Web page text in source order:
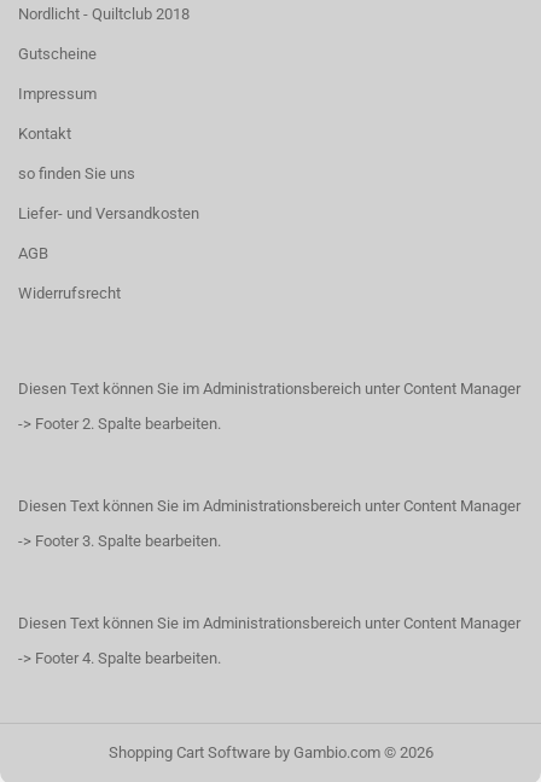
Nordlicht - Quiltclub 2018
Gutscheine
Impressum
Kontakt
so finden Sie uns
Liefer- und Versandkosten
AGB
Widerrufsrecht
Diesen Text können Sie im Administrationsbereich unter Content Manager
-> Footer 2. Spalte bearbeiten.
Diesen Text können Sie im Administrationsbereich unter Content Manager
-> Footer 3. Spalte bearbeiten.
Diesen Text können Sie im Administrationsbereich unter Content Manager
-> Footer 4. Spalte bearbeiten.
Shopping Cart Softwareby Gambio.com © 2026